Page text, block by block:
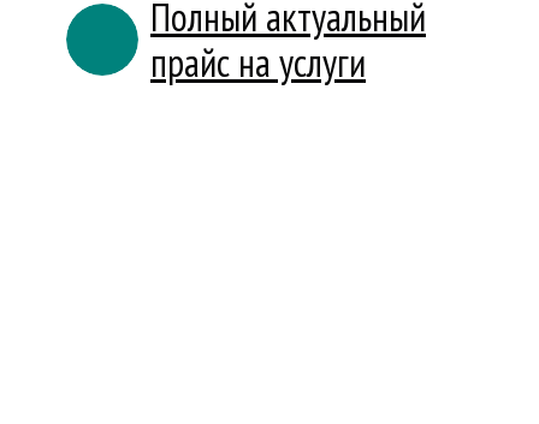
Полный актуальный
прайс на услуги